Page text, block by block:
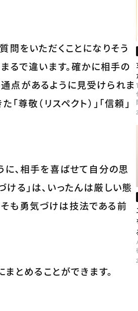
問をいただくことになりそう
るで違います。確かに相手の
点があるように見受けられま
尊敬（リスペクト）」「信頼」
に、相手を喜ばせて自分の思
る」は、いったんは厳しい態
も勇気づけは技法である前
まとめることができます。